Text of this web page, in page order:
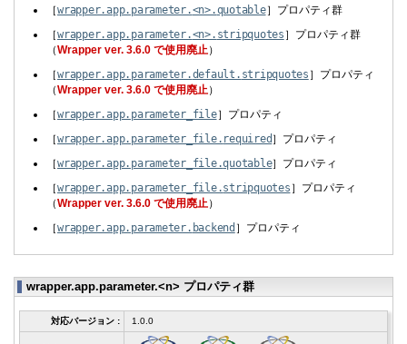
［wrapper.app. parameter.<n>.quotable］プロパティ群
［wrapper.app. parameter.<n>. stripquotes ］プロパティ群
（Wrapper ver. 3.6.0 で使用廃止）
［wrapper.app. parameter.default. stripquotes ］プロパティ
（Wrapper ver. 3.6.0 で使用廃止）
［wrapper.app. parameter_file］プロパティ
［wrapper.app. parameter_file. required ］プロパティ
［wrapper.app. parameter_file.quotable］プロパティ
［wrapper.app. parameter_file.stripquotes ］プロパティ
（Wrapper ver. 3.6.0 で使用廃止）
［wrapper.app. parameter. backend ］プロパティ
wrapper.app.parameter.<n> プロパティ群
対応バージョン : 1.0.0